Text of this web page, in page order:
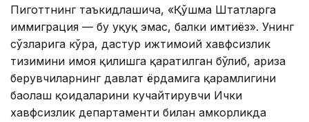
Пиготтнинг таъкидлашича, «Қўшма Штатларга
иммиграция — бу ҳуқуқ эмас, балки имтиёз». Унинг
сўзларига кўра, дастур ижтимоий хавфсизлик
тизимини ҳимоя қилишга қаратилган бўлиб, ариза
берувчиларнинг давлат ёрдамига қарамлигини
баҳолаш қоидаларини кучайтирувчи Ички
хавфсизлик департаменти билан ҳамкорликда